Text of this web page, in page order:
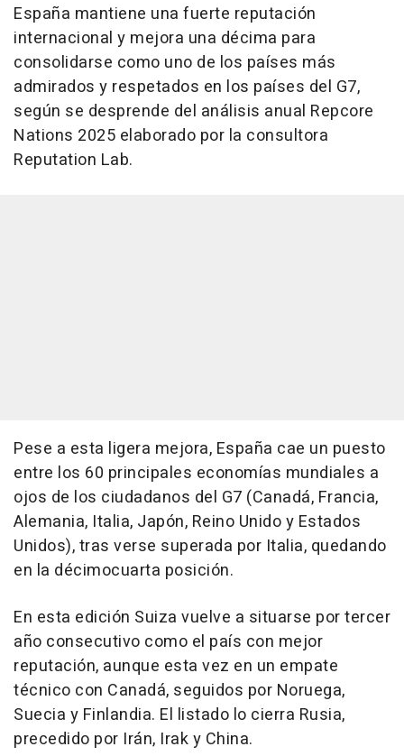
España mantiene una fuerte reputación
internacional y mejora una décima para
consolidarse como uno de los países más
admirados y respetados en los países del G7,
según se desprende del análisis anual Repcore
Nations 2025 elaborado por la consultora
Reputation Lab.
Pese a esta ligera mejora, España cae un puesto
entre los 60 principales economías mundiales a
ojos de los ciudadanos del G7 (Canadá, Francia,
Alemania, Italia, Japón, Reino Unido y Estados
Unidos), tras verse superada por Italia, quedando
en la décimocuarta posición.
En esta edición Suiza vuelve a situarse por tercer
año consecutivo como el país con mejor
reputación, aunque esta vez en un empate
técnico con Canadá, seguidos por Noruega,
Suecia y Finlandia. El listado lo cierra Rusia,
precedido por Irán, Irak y China.